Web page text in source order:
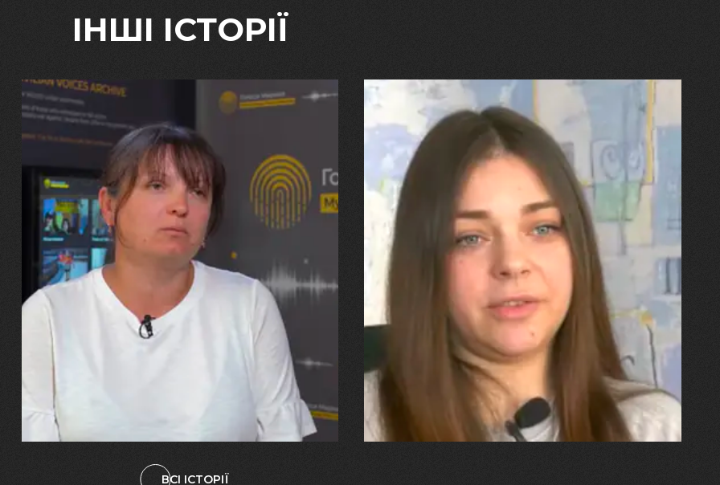
ІНШІ ІСТОРІЇ
29.07.2026
Марина, Ваїд та Аміна Харченко
"Попри всі втрати, ми не
зламалися: тепер я бачу
свого вбитого чоловіка у
наших дітях"
27.07.2026
"Я перенесла 11 операцій, та
плакала від фантомного
болю. Але маленька донька
бере за руку і змушує йти
далі"
ВСІ ІСТОРІЇ